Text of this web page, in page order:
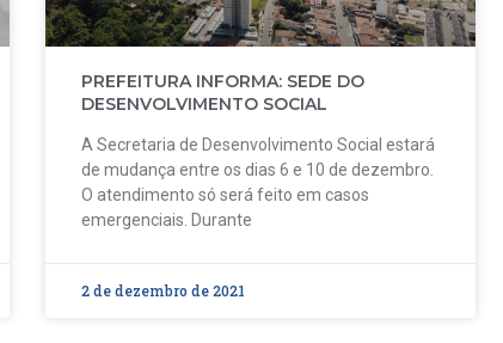
PREFEITURA INFORMA: SEDE DO
DESENVOLVIMENTO SOCIAL
A Secretaria de Desenvolvimento Social estará
de mudança entre os dias 6 e 10 de dezembro.
O atendimento só será feito em casos
emergenciais. Durante
2 de dezembro de 2021